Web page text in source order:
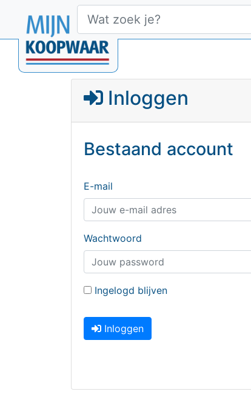
Inloggen
Bestaand account
E-mail
Wachtwoord
Ingelogd blijven
Inloggen